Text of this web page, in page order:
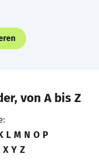
von A bis Z
L M N O P
X Y Z